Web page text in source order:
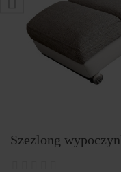
Szezlong